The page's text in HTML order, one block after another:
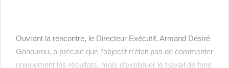
Ouvrant la rencontre, le Directeur Exécutif, Armand Désiré
Gohourou, a précisé que l’objectif n’était pas de commenter
uniquement les résultats, mais d’expliquer le travail de fond